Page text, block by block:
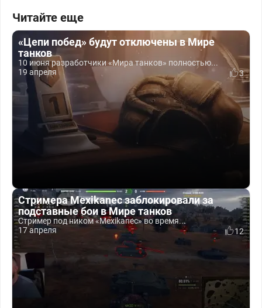
Читайте еще
«Цепи побед» будут отключены в Мире
танков
10 июня разработчики «Мира танков» полностью...
19 апреля
3
Стримера Mexikanec заблокировали за
подставные бои в Мире танков
Стример под ником «Mexikanec» во время...
17 апреля
12